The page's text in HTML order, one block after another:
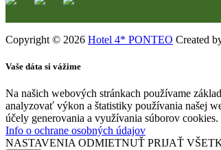
Copyright © 2026 Hotel 4* PONTEO Created
Vaše dáta si vážime
Na našich webových stránkach používame
analyzovať výkon a štatistiky používania našej
účely generovania a využívania súborov cookies.
Info o ochrane osobných údajov
NASTAVENIA ODMIETNUŤ PRIJAŤ